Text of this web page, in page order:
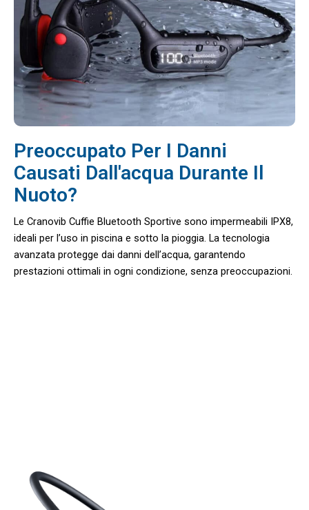
Preoccupato Per I Danni
Causati Dall'acqua Durante Il
Nuoto?
Le Cranovib Cuffie Bluetooth Sportive sono impermeabili IPX8,
ideali per l’uso in piscina e sotto la pioggia. La tecnologia
avanzata protegge dai danni dell’acqua, garantendo
prestazioni ottimali in ogni condizione, senza preoccupazioni.